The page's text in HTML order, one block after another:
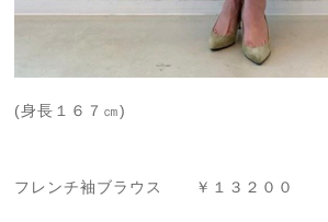
(身長１６７㎝)
フレンチ袖ブラウス ￥１３２００